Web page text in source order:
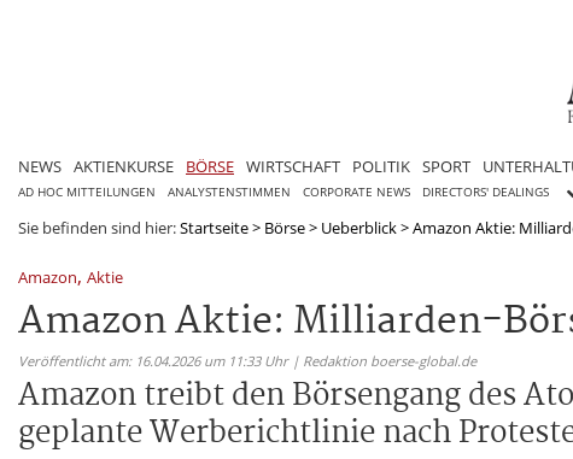
NEWS AKTIENKURSE BÖRSE WIRTSCHAFT POLITIK SPORT
AD HOC MITTEILUNGEN ANALYSTENSTIMMEN CORPORATE NEWS DIRECTORS' DEALINGS
Sie befinden sind hier:Startseite> Börse> Ueberblick>Amazon Aktie:
Amazon, Aktie
Amazon Aktie: Milliarden-
Veröffentlicht am: 16.04.2026 um 11:33 Uhr | Redaktion boerse-global.de
Amazon treibt den Börsengang des
geplante Werberichtlinie nach